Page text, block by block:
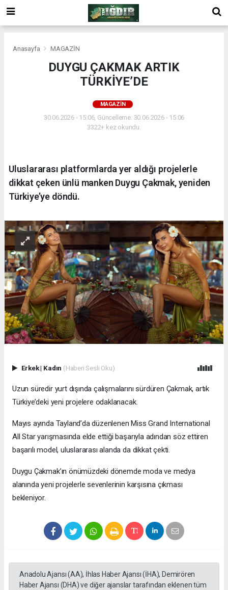
Anasayfa MAGAZİN
DUYGU ÇAKMAK ARTIK
TÜRKİYE’DE
MAGAZİN
30.06.2026 - 15:06, Güncelleme: 30.06.2026 - 15:06
3322+ kez okundu.
Uluslararası platformlarda yer aldığı projelerle
dikkat çeken ünlü manken Duygu Çakmak, yeniden
Türkiye’ye döndü.
Erkek| Kadın (Haberi Sesli Oku)
Uzun süredir yurt dışında çalışmalarını sürdüren Çakmak, artık
Türkiye’deki yeni projelere odaklanacak.
Mayıs ayında Tayland’da düzenlenen Miss Grand International
All Star yarışmasında elde ettiği başarıyla adından söz ettiren
başarılı model, uluslararası alanda da dikkat çekti.
Duygu Çakmak’ın önümüzdeki dönemde moda ve medya
alanında yeni projelerle sevenlerinin karşısına çıkması
bekleniyor.
Anadolu Ajansı (AA), İhlas Haber Ajansı (İHA), Demirören
Haber Ajansı (DHA) ve diğer ajanslar tarafından eklenen tüm